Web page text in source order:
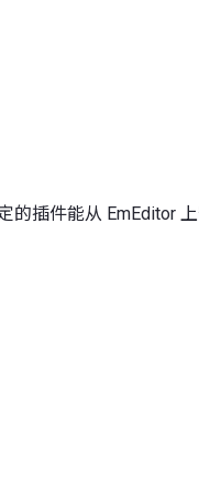
插件能从 EmEditor 上